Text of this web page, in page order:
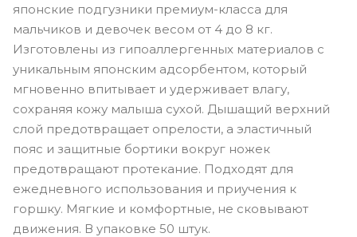
японские подгузники премиум-класса для
мальчиков и девочек весом от 4 до 8 кг.
Изготовлены из гипоаллергенных материалов с
уникальным японским адсорбентом, который
мгновенно впитывает и удерживает влагу,
сохраняя кожу малыша сухой. Дышащий верхний
слой предотвращает опрелости, а эластичный
пояс и защитные бортики вокруг ножек
предотвращают протекание. Подходят для
ежедневного использования и приучения к
горшку. Мягкие и комфортные, не сковывают
движения. В упаковке 50 штук.